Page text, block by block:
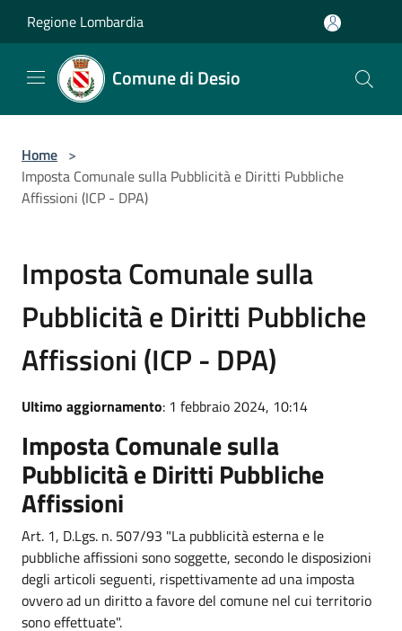
Regione Lombardia
Comune di Desio
Home >
Imposta Comunale sulla Pubblicità e Diritti Pubbliche
Affissioni (ICP - DPA)
Imposta Comunale sulla
Pubblicità e Diritti Pubbliche
Affissioni (ICP - DPA)
Ultimo aggiornamento: 1 febbraio 2024, 10:14
Imposta Comunale sulla
Pubblicità e Diritti Pubbliche
Affissioni
Art. 1, D.Lgs. n. 507/93 "La pubblicità esterna e le
pubbliche affissioni sono soggette, secondo le disposizioni
degli articoli seguenti, rispettivamente ad una imposta
ovvero ad un diritto a favore del comune nel cui territorio
sono effettuate".